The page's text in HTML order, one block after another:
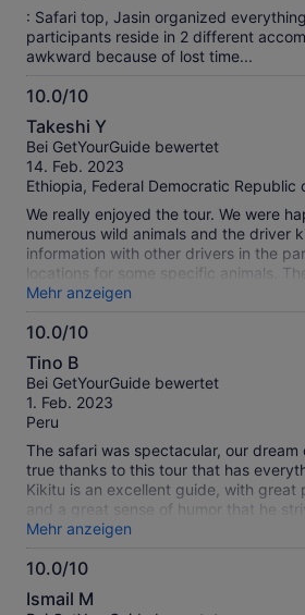
: Safari top, Jasin organized
participants reside in 2 different
awkward because of lost time...
10.0/10
10.0
von
10
Takeshi Y
Bei GetYourGuide bewertet
14. Feb. 2023
Ethiopia, Federal Democratic Republic
We really enjoyed the tour. We were
numerous wild animals and the driver
information with other drivers in the
locations for some specific animals.
were good enough for a budget tour.
Mehr anzeigen
10.0/10
10.0
von
10
Tino B
Bei GetYourGuide bewertet
1. Feb. 2023
Peru
The safari was spectacular, our
true thanks to this tour that has
Kikitu is an excellent guide, with great
and a great sense of humor that he
a good time and helped us in any way
have Kikitu as a guide, you will enjoy
He made us see the big 5 in 2 days!
rhinoceros, buffalo, hippos, gazelles,
Mehr anzeigen
10.0/10
10.0
Ismail M